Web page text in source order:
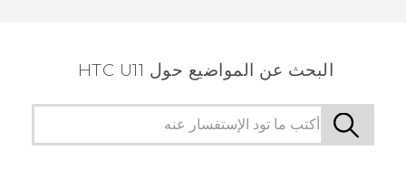
البحث عن المواضيع حول HTC U11